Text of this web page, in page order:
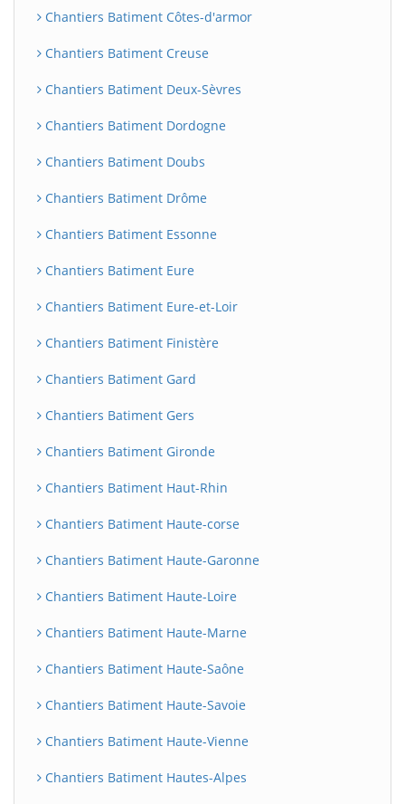
Chantiers Batiment Côtes-d'armor
Chantiers Batiment Creuse
Chantiers Batiment Deux-Sèvres
Chantiers Batiment Dordogne
Chantiers Batiment Doubs
Chantiers Batiment Drôme
Chantiers Batiment Essonne
Chantiers Batiment Eure
Chantiers Batiment Eure-et-Loir
Chantiers Batiment Finistère
Chantiers Batiment Gard
Chantiers Batiment Gers
Chantiers Batiment Gironde
Chantiers Batiment Haut-Rhin
Chantiers Batiment Haute-corse
Chantiers Batiment Haute-Garonne
Chantiers Batiment Haute-Loire
Chantiers Batiment Haute-Marne
Chantiers Batiment Haute-Saône
Chantiers Batiment Haute-Savoie
Chantiers Batiment Haute-Vienne
Chantiers Batiment Hautes-Alpes